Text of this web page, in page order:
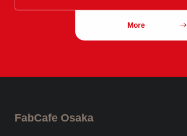
More
FabCafe Osaka